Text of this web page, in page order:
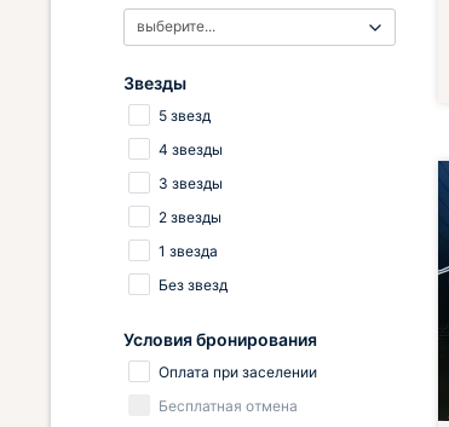
выберите...
Звезды
5 звезд
4 звезды
3 звезды
2 звезды
1 звезда
Без звезд
Условия бронирования
Оплата при заселении
Бесплатная отмена